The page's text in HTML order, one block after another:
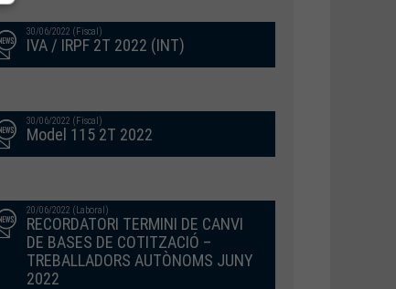
30/06/2022 (Fiscal)
IVA / IRPF 2T 2022 (INT)
30/06/2022 (Fiscal)
Model 115 2T 2022
20/06/2022 (Laboral)
RECORDATORI TERMINI DE CANVI
DE BASES DE COTITZACIÓ –
TREBALLADORS AUTÒNOMS JUNY
2022